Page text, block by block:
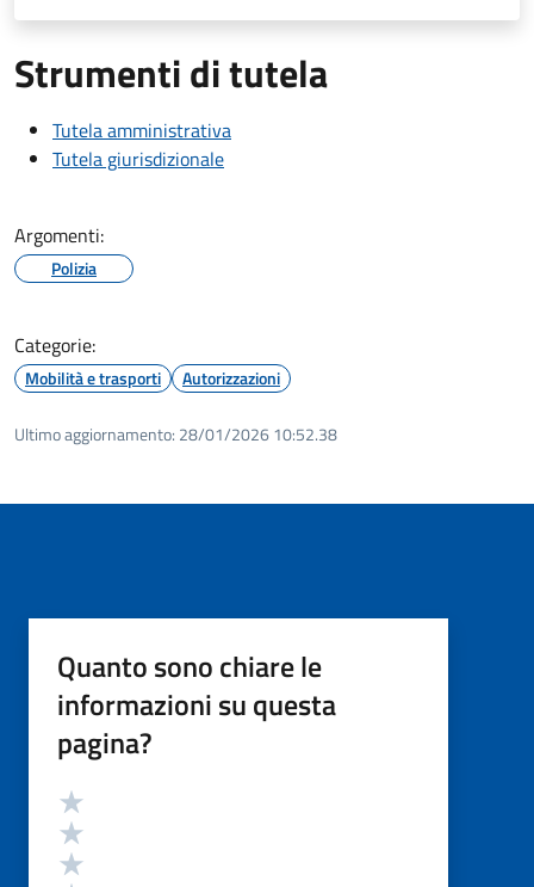
Strumenti di tutela
Tutela amministrativa
Tutela giurisdizionale
Argomenti:
Polizia
Categorie:
Mobilità e trasporti Autorizzazioni
Ultimo aggiornamento: 28/01/2026 10:52.38
Quanto sono chiare le
informazioni su questa
pagina?
Valutazione